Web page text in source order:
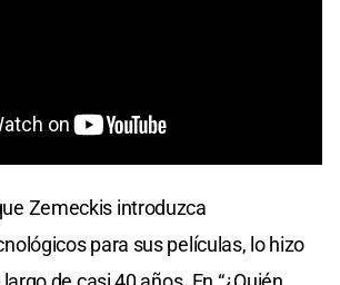
Zemeckis introduzca
para sus películas, lo hizo